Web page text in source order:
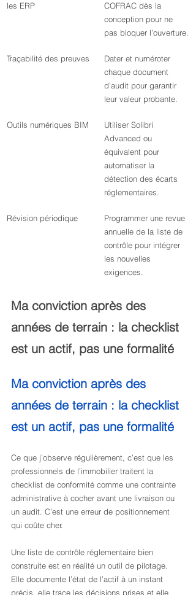
les ERP
COFRAC dès la
conception pour ne
pas bloquer l’ouverture.
Traçabilité des preuves
Dater et numéroter
chaque document
d’audit pour garantir
leur valeur probante.
Outils numériques BIM
Utiliser Solibri
Advanced ou
équivalent pour
automatiser la
détection des écarts
réglementaires.
Révision périodique
Programmer une revue
annuelle de la liste de
contrôle pour intégrer
les nouvelles
exigences.
Ma conviction après des
années de terrain : la checklist
est un actif, pas une formalité
Ma conviction après des
années de terrain : la checklist
est un actif, pas une formalité
Ce que j’observe régulièrement, c’est que les
professionnels de l’immobilier traitent la
checklist de conformité comme une contrainte
administrative à cocher avant une livraison ou
un audit. C’est une erreur de positionnement
qui coûte cher.
Une liste de contrôle réglementaire bien
construite est en réalité un outil de pilotage.
Elle documente l’état de l’actif à un instant
précis, elle trace les décisions prises et elle